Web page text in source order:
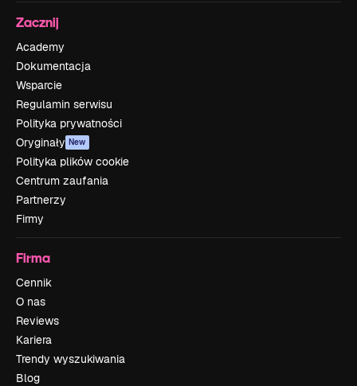
Zacznij
Academy
Dokumentacja
Wsparcie
Regulamin serwisu
Polityka prywatności
Oryginały New
Polityka plików cookie
Centrum zaufania
Partnerzy
Firmy
Firma
Cennik
O nas
Reviews
Kariera
Trendy wyszukiwania
Blog